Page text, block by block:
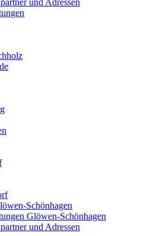
Schönhagen
Glöwen-Schönhagen
und Adressen